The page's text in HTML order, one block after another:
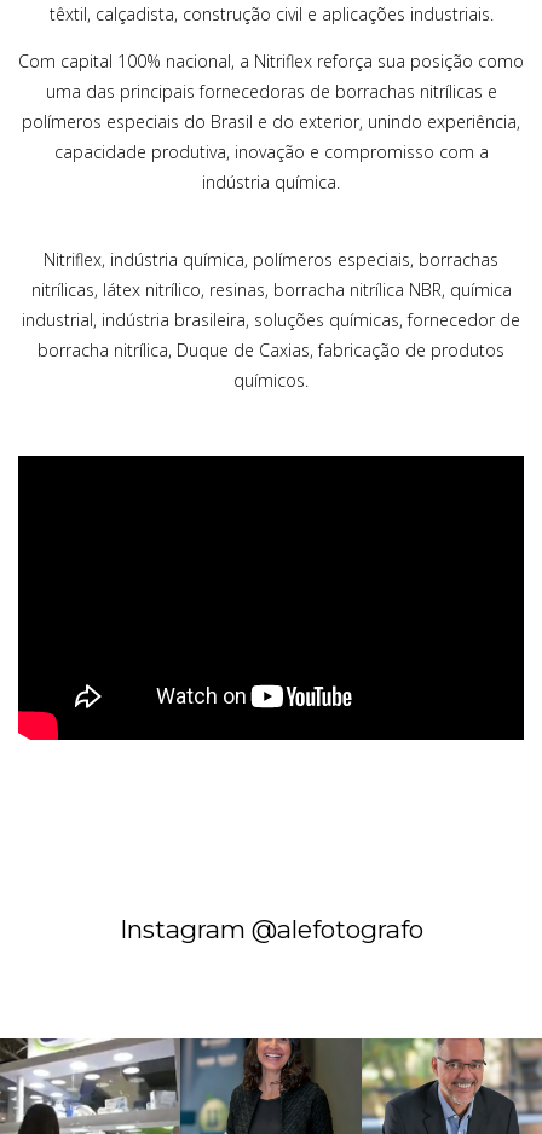
têxtil, calçadista, construção civil e aplicações industriais.
Com capital 100% nacional, a Nitriflex reforça sua posição como
uma das principais fornecedoras de borrachas nitrílicas e
polímeros especiais do Brasil e do exterior, unindo experiência,
capacidade produtiva, inovação e compromisso com a
indústria química.
Nitriflex, indústria química, polímeros especiais, borrachas
nitrílicas, látex nitrílico, resinas, borracha nitrílica NBR, química
industrial, indústria brasileira, soluções químicas, fornecedor de
borracha nitrílica, Duque de Caxias, fabricação de produtos
químicos.
Instagram @alefotografo